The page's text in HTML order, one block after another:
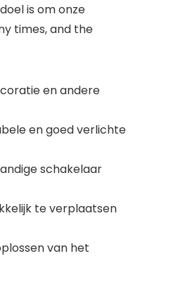
is om onze
times, and the
en andere
en goed verlichte
schakelaar
te verplaatsen
van het